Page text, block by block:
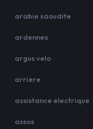
arabie saoudite
ardennes
argus velo
arriere
assistance electrique
assos